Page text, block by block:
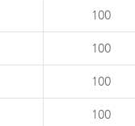
100
100
100
100